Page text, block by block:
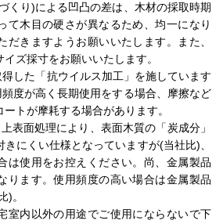
くり)による凹凸の差は、木材の採取時期
て木目の硬さが異なるため、均一になり
だきますようお願いいたします。また、
ズ採寸をお願いいたします。
した「抗ウイルス加工」を施しています
度が高く長期使用をする場合、摩擦など
トが摩耗する場合があります。
表面処理により、表面木質の「炭成分」
にくい仕様となっていますが(当社比)、
は使用をお控えください。尚、金属製品
ります。使用頻度の高い場合は金属製品
)。
室内以外の用途でご使用にならないで下